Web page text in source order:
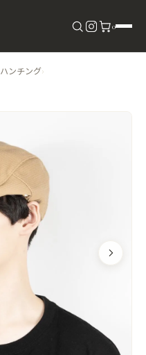
0
ハンチング›